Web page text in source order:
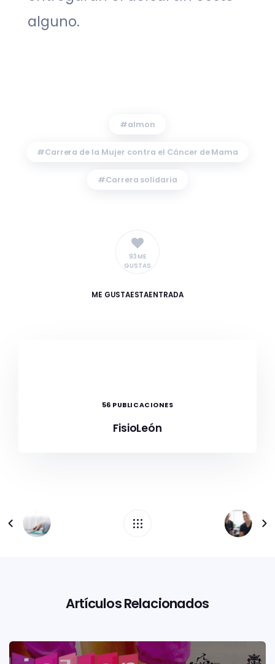
alguno.
almon
Carrera de la Mujer contra el Cáncer de Mama
Carrera solidaria
93 ME
GUSTAS
ME GUSTAESTAENTRADA
56 PUBLICACIONES
FisioLeón
Artículos Relacionados